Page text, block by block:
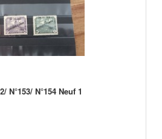
N°153/ N°154 Neuf 1